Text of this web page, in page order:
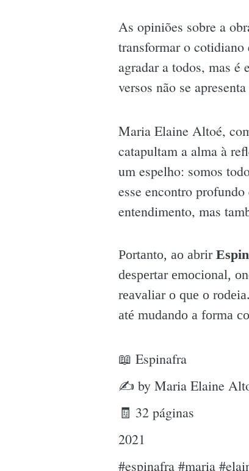
As opiniões sobre a
transformar o
agradar a todos, mas é
versos não se
Maria Elaine Altoé,
catapultam a alma à
um espelho: somos
esse encontro
entendimento, mas
Portanto, ao abrir
despertar emocional,
reavaliar o que o
até mudando a forma
📖 Espinafra
✍ by Maria Elaine
🧾 32 páginas
2021
#espinafra #maria